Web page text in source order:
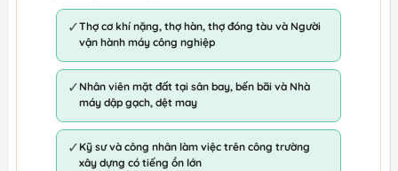
✓Thợ cơ khí nặng, thợ hàn, thợ đóng tàu và Người
vận hành máy công nghiệp
✓ Nhân viên mặt đất tại sân bay, bến bãi và Nhà
máy dập gạch, dệt may
✓ Kỹ sư và công nhân làm việc trên công trường
xây dựng có tiếng ồn lớn